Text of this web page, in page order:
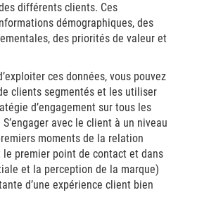
différents clients. Ces
démographiques, des
des priorités de valeur et
ces données, vous pouvez
clients segmentés et les utiliser
d’engagement sur tous les
avec le client à un niveau
moments de la relation
le premier point de contact et dans
et la perception de la marque)
d’une expérience client bien